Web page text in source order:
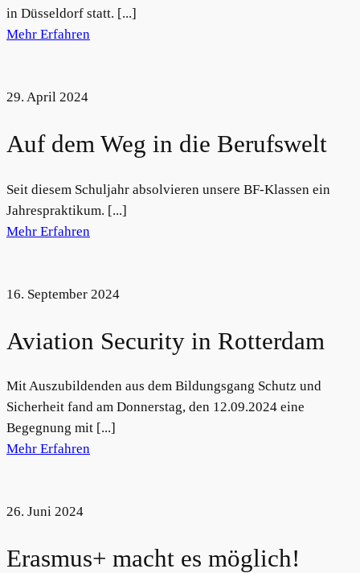
in Düsseldorf statt. [...]
Mehr Erfahren
29. April 2024
Auf dem Weg in die Berufswelt
Seit diesem Schuljahr absolvieren unsere BF-Klassen ein
Jahrespraktikum. [...]
Mehr Erfahren
16. September 2024
Aviation Security in Rotterdam
Mit Auszubildenden aus dem Bildungsgang Schutz und
Sicherheit fand am Donnerstag, den 12.09.2024 eine
Begegnung mit [...]
Mehr Erfahren
26. Juni 2024
Erasmus+ macht es möglich!